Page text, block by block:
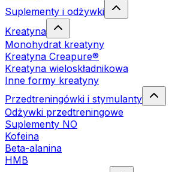
Suplementy i odżywki
Kreatyna
Monohydrat kreatyny
Kreatyna Creapure®
Kreatyna wieloskładnikowa
Inne formy kreatyny
Przedtreningówki i stymulanty
Odżywki przedtreningowe
Suplementy NO
Kofeina
Beta-alanina
HMB